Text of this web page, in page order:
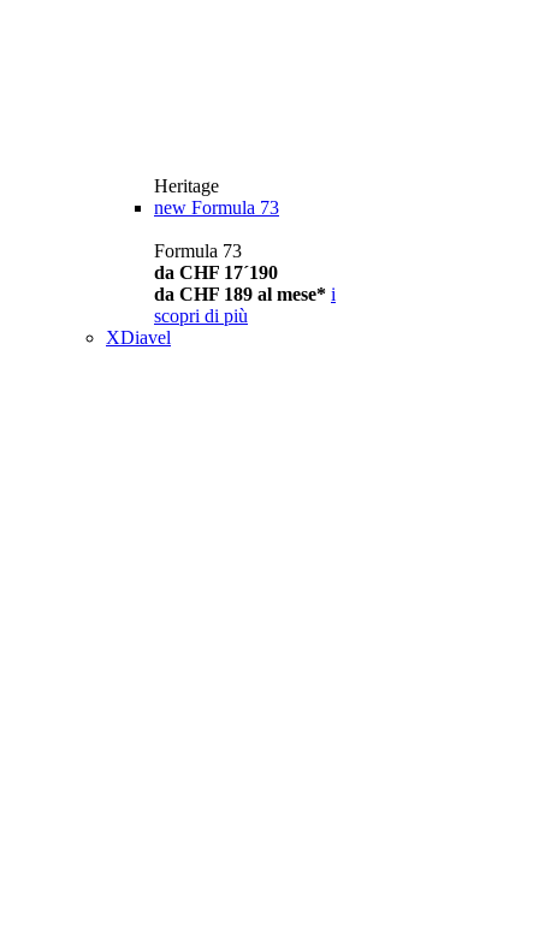
Heritage
new Formula 73
Formula 73
da CHF 17´190
da CHF 189 al mese* i
scopri di più
XDiavel